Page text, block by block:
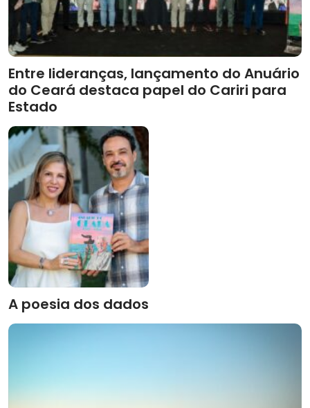
Entre lideranças, lançamento do Anuário
do Ceará destaca papel do Cariri para
Estado
A poesia dos dados